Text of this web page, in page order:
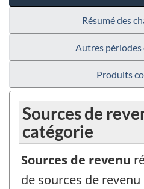
Résumé des
Autres périodes
Produits
Sources de
catégorie
Sources de revenu
de sources de